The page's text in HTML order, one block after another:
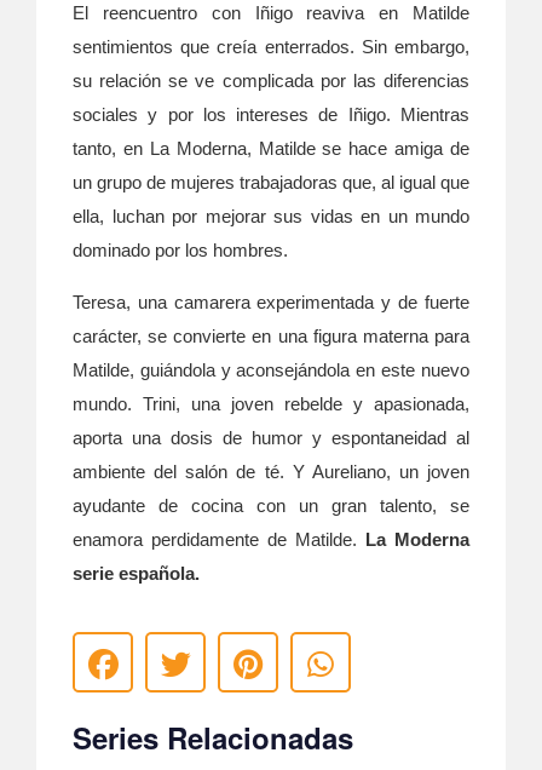
El reencuentro con Iñigo reaviva en Matilde
sentimientos que creía enterrados. Sin embargo,
su relación se ve complicada por las diferencias
sociales y por los intereses de Iñigo. Mientras
tanto, en La Moderna, Matilde se hace amiga de
un grupo de mujeres trabajadoras que, al igual que
ella, luchan por mejorar sus vidas en un mundo
dominado por los hombres.
Teresa, una camarera experimentada y de fuerte
carácter, se convierte en una figura materna para
Matilde, guiándola y aconsejándola en este nuevo
mundo. Trini, una joven rebelde y apasionada,
aporta una dosis de humor y espontaneidad al
ambiente del salón de té. Y Aureliano, un joven
ayudante de cocina con un gran talento, se
enamora perdidamente de Matilde. La Moderna
serie española.
Series Relacionadas